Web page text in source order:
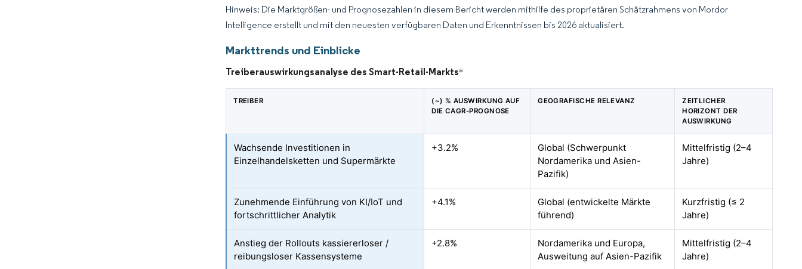
Hinweis: Die Marktgrößen- und Prognosezahlen in diesem Bericht werden mithilfe des proprietären Schätzrahmens von Mordor
Intelligence erstellt und mit den neuesten verfügbaren Daten und Erkenntnissen bis 2026 aktualisiert.
Markttrends und Einblicke
Treiberauswirkungsanalyse des Smart-Retail-Markts*
TREIBER
(~) % AUSWIRKUNG AUF
DIE CAGR-PROGNOSE
GEOGRAFISCHE RELEVANZ
ZEITLICHER
HORIZONT DER
AUSWIRKUNG
Wachsende Investitionen in
Einzelhandelsketten und Supermärkte
+3.2%
Global (Schwerpunkt
Nordamerika und Asien-
Pazifik)
Mittelfristig (2–4
Jahre)
Zunehmende Einführung von KI/IoT und
fortschrittlicher Analytik
+4.1%
Global (entwickelte Märkte
führend)
Kurzfristig (≤ 2
Jahre)
Anstieg der Rollouts kassiererloser /
reibungsloser Kassensysteme
+2.8%
Nordamerika und Europa,
Ausweitung auf Asien-Pazifik
Mittelfristig (2–4
Jahre)